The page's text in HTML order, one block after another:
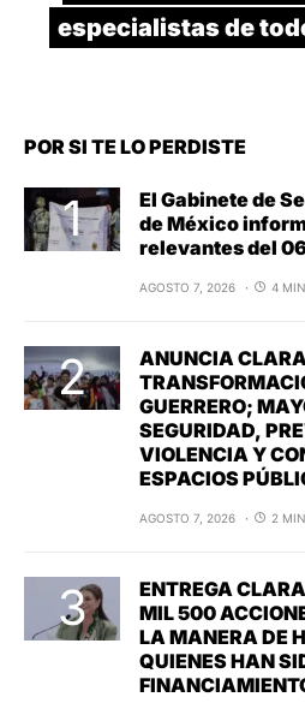
especialistas de
POR SI TE LO PERDISTE
El Gabinete de
de México
relevantes del
AGOSTO 7, 2026 4
ANUNCIA
GUERRERO;
SEGURIDAD,
VIOLENCIA Y
ESPACIOS
AGOSTO 7, 2026 2
ENTREGA
MIL 500
LA MANERA DE
QUIENES HAN